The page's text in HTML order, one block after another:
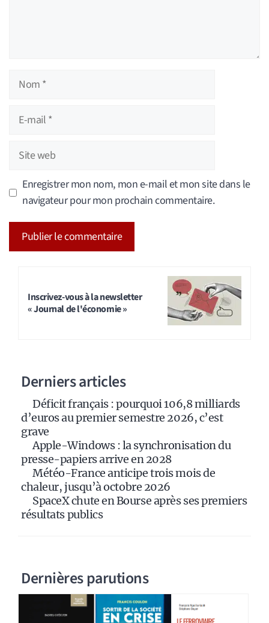
Nom
Site
web
Enregistrer mon nom, mon e-mail et mon site dans le
navigateur pour mon prochain commentaire.
Inscrivez-vous à la newsletter
« Journal de l'économie »
Derniers articles
Déficit français : pourquoi 106,8 milliards
d’euros au premier semestre 2026, c’est
grave
Apple-Windows : la synchronisation du
presse-papiers arrive en 2028
Météo-France anticipe trois mois de
chaleur, jusqu’à octobre 2026
SpaceX chute en Bourse après ses premiers
résultats publics
Dernières parutions